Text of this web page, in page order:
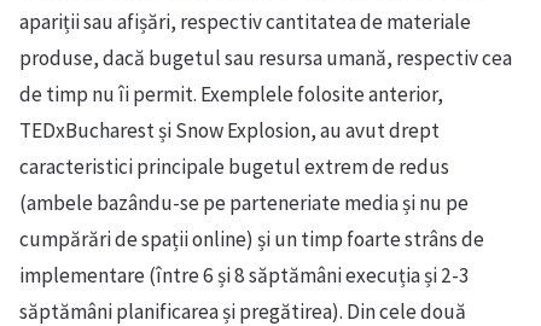
apariții sau afișări, respectiv cantitatea de materiale
produse, dacă bugetul sau resursa umană, respectiv cea
de timp nu îi permit. Exemplele folosite anterior,
TEDxBucharest și Snow Explosion, au avut drept
caracteristici principale bugetul extrem de redus
(ambele bazându-se pe parteneriate media și nu pe
cumpărări de spații online) și un timp foarte strâns de
implementare (între 6 și 8 săptămâni execuția și 2-3
săptămâni planificarea și pregătirea). Din cele două